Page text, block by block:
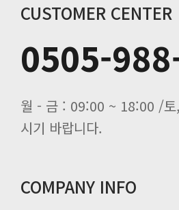
결화면을 통하여
보존합니다.
CUSTOMER CENTER
0505-
시기 바랍니다.
COMPANY INFO